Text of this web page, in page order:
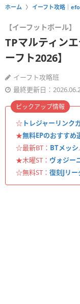
ホーム イーフト攻略｜
【イーフットボール】
TPマルティン
ーフト2026】
イーフト攻略班
最終更新日：
☆ トレジャーリンク
★無料EPのおすすめ
☆最新BT： BTメッシ
★木曜ST： ヴォジー
☆無料ST： 復刻Jリ
ピックアップ情報